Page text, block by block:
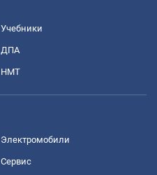
Учебники
ДПА
НМТ
Электромобили
Сервис